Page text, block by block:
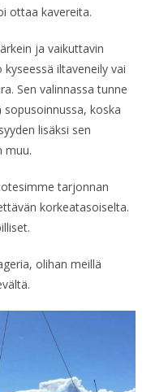
ottaa kavereita.
ja vaikuttavin
iltaveneily vai
Sen valinnassa tunne
koska
lisäksi sen
muu.
tarjonnan
korkeatasoiselta.
olihan meillä